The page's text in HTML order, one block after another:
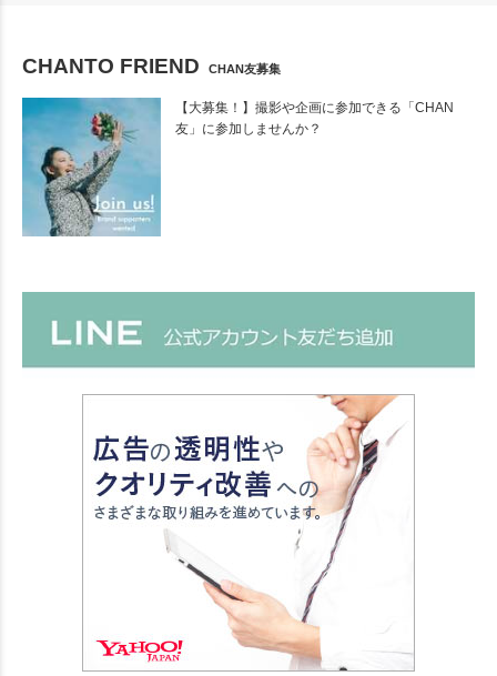
CHANTO FRIEND CHAN友募集
【大募集！】撮影や企画に参加できる「CHAN
友」に参加しませんか？